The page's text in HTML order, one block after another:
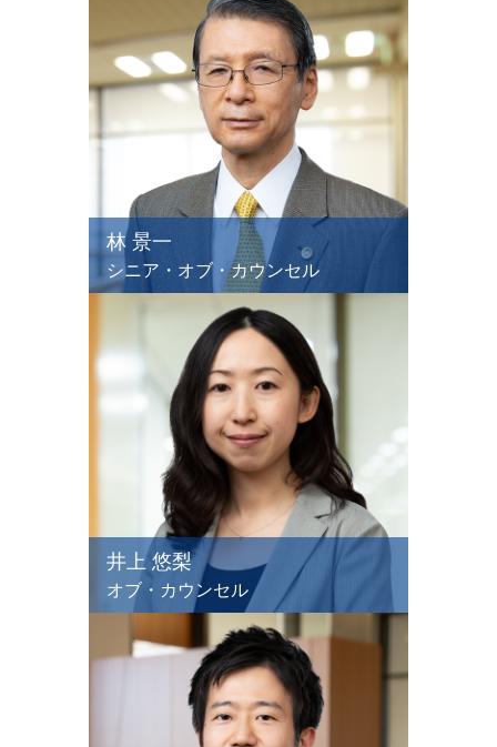
林 景一
シニア・オブ・カウンセル
井上 悠梨
オブ・カウンセル